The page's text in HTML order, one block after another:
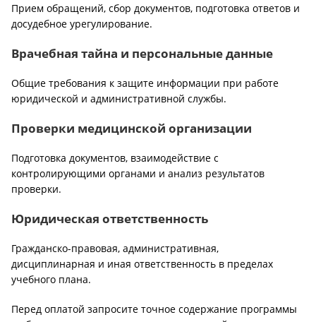
Прием обращений, сбор документов, подготовка ответов и
досудебное урегулирование.
Врачебная тайна и персональные данные
Общие требования к защите информации при работе
юридической и административной службы.
Проверки медицинской организации
Подготовка документов, взаимодействие с
контролирующими органами и анализ результатов
проверки.
Юридическая ответственность
Гражданско-правовая, административная,
дисциплинарная и иная ответственность в пределах
учебного плана.
Перед оплатой запросите точное содержание программы